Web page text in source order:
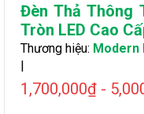
Đèn Thả Thông
Tròn LED Cao
Thương hiệu: Modern
|
1,700,000₫ -